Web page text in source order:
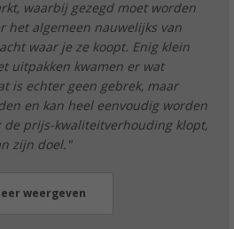
waarbij gezegd moet worden
het algemeen nauwelijks van
waar je ze koopt. Enig klein
uitpakken kwamen er wat
is echter geen gebrek, maar
en kan heel eenvoudig worden
de prijs-kwaliteitverhouding klopt,
zijn doel."
weergeven